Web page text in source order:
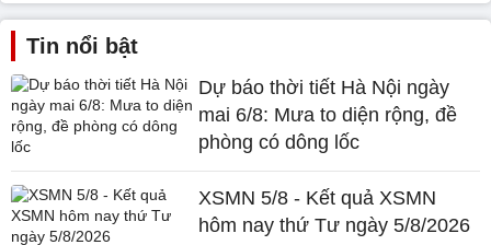
Tin nổi bật
Dự báo thời tiết Hà Nội ngày
mai 6/8: Mưa to diện rộng, đề
phòng có dông lốc
XSMN 5/8 - Kết quả XSMN
hôm nay thứ Tư ngày 5/8/2026